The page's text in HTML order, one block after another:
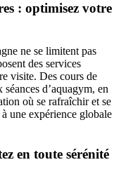
: optimisez votre
ne se limitent pas
des services
visite. Des cours de
d’aquagym, en
où se rafraîchir et se
une expérience globale
en toute sérénité